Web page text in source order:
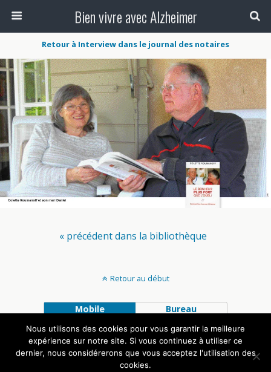
Bien vivre avec Alzheimer
Retour à Interview dans le journal des notaires
« précédent dans la bibliothèque
Retour au début
Mobile Bureau
Nous utilisons des cookies pour vous garantir la meilleure
expérience sur notre site. Si vous continuez à utiliser ce
dernier, nous considérerons que vous acceptez l'utilisation des
cookies.